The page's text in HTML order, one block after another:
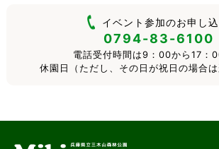
イベント参加のお申し
0794-83-6100
電話受付時間は9：00から17：
休園日（ただし、その日が祝日の場合は